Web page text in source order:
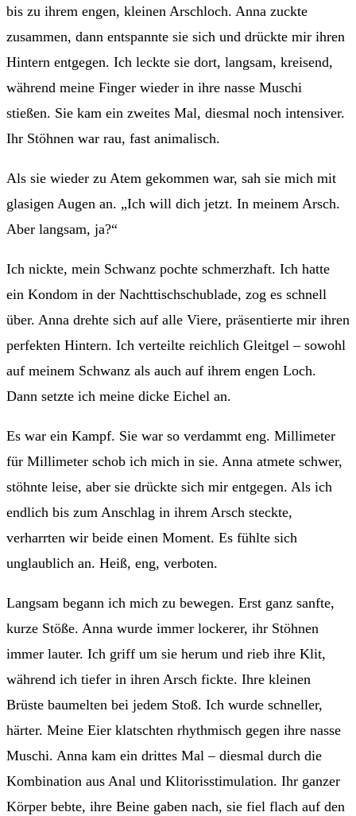
bis zu ihrem engen, kleinen Arschloch. Anna zuckte
zusammen, dann entspannte sie sich und drückte mir ihren
Hintern entgegen. Ich leckte sie dort, langsam, kreisend,
während meine Finger wieder in ihre nasse Muschi
stießen. Sie kam ein zweites Mal, diesmal noch intensiver.
Ihr Stöhnen war rau, fast animalisch.
Als sie wieder zu Atem gekommen war, sah sie mich mit
glasigen Augen an. „Ich will dich jetzt. In meinem Arsch.
Aber langsam, ja?“
Ich nickte, mein Schwanz pochte schmerzhaft. Ich hatte
ein Kondom in der Nachttischschublade, zog es schnell
über. Anna drehte sich auf alle Viere, präsentierte mir ihren
perfekten Hintern. Ich verteilte reichlich Gleitgel – sowohl
auf meinem Schwanz als auch auf ihrem engen Loch.
Dann setzte ich meine dicke Eichel an.
Es war ein Kampf. Sie war so verdammt eng. Millimeter
für Millimeter schob ich mich in sie. Anna atmete schwer,
stöhnte leise, aber sie drückte sich mir entgegen. Als ich
endlich bis zum Anschlag in ihrem Arsch steckte,
verharrten wir beide einen Moment. Es fühlte sich
unglaublich an. Heiß, eng, verboten.
Langsam begann ich mich zu bewegen. Erst ganz sanfte,
kurze Stöße. Anna wurde immer lockerer, ihr Stöhnen
immer lauter. Ich griff um sie herum und rieb ihre Klit,
während ich tiefer in ihren Arsch fickte. Ihre kleinen
Brüste baumelten bei jedem Stoß. Ich wurde schneller,
härter. Meine Eier klatschten rhythmisch gegen ihre nasse
Muschi. Anna kam ein drittes Mal – diesmal durch die
Kombination aus Anal und Klitorisstimulation. Ihr ganzer
Körper bebte, ihre Beine gaben nach, sie fiel flach auf den